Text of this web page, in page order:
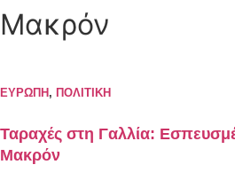
Μακρόν
ΕΥΡΩΠΗ , ΠΟΛΙΤΙΚΗ
Ταραχές στη Γαλλία:
Μακρόν